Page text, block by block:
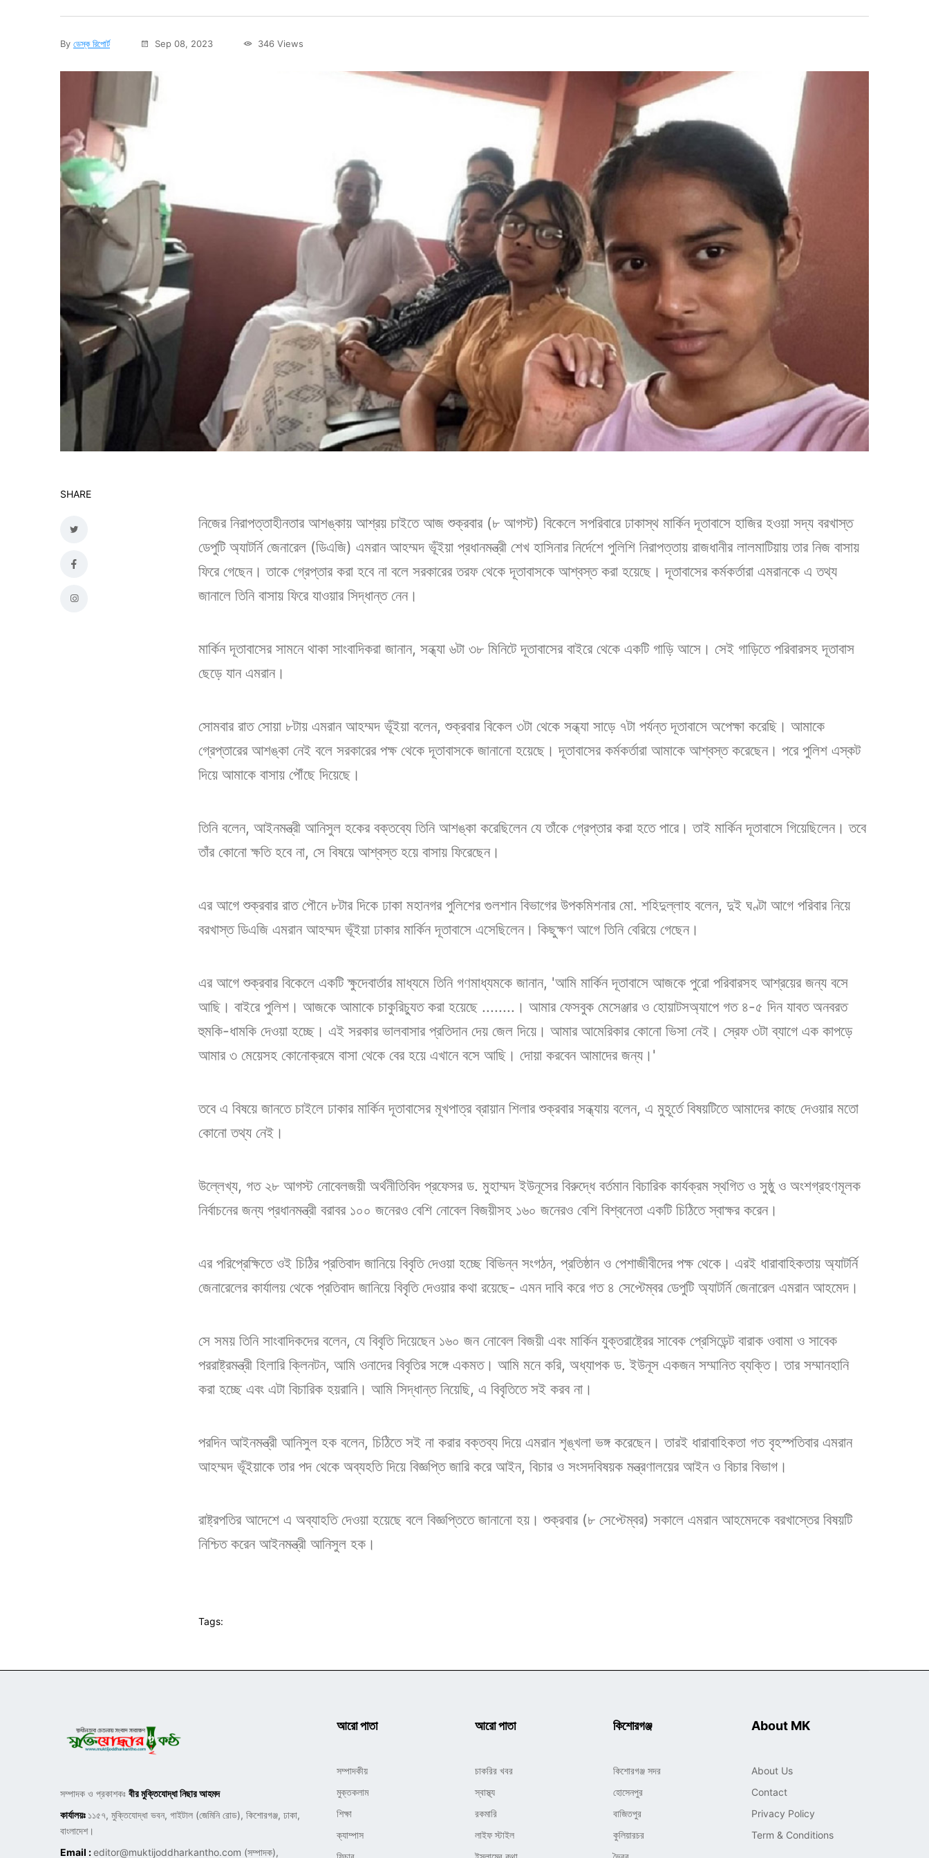
By ডেস্ক রিপোর্ট Sep 08, 2023 346 Views
SHARE
নিজের নিরাপত্তাহীনতার আশঙ্কায় আশ্রয় চাইতে আজ শুক্রবার (৮ আগস্ট) বিকেলে সপরিবারে ঢাকাস্থ মার্কিন দূতাবাসে হাজির হওয়া সদ্য বরখাস্ত
ডেপুটি অ্যাটর্নি জেনারেল (ডিএজি) এমরান আহম্মদ ভূঁইয়া প্রধানমন্ত্রী শেখ হাসিনার নির্দেশে পুলিশি নিরাপত্তায় রাজধানীর লালমাটিয়ায় তার নিজ বাসায়
ফিরে গেছেন। তাকে গ্রেপ্তার করা হবে না বলে সরকারের তরফ থেকে দূতাবাসকে আশ্বস্ত করা হয়েছে। দূতাবাসের কর্মকর্তারা এমরানকে এ তথ্য
জানালে তিনি বাসায় ফিরে যাওয়ার সিদ্ধান্ত নেন।
মার্কিন দূতাবাসের সামনে থাকা সাংবাদিকরা জানান, সন্ধ্যা ৬টা ৩৮ মিনিটে দূতাবাসের বাইরে থেকে একটি গাড়ি আসে। সেই গাড়িতে পরিবারসহ দূতাবাস
ছেড়ে যান এমরান।
সোমবার রাত সোয়া ৮টায় এমরান আহম্মদ ভূঁইয়া বলেন, শুক্রবার বিকেল ৩টা থেকে সন্ধ্যা সাড়ে ৭টা পর্যন্ত দূতাবাসে অপেক্ষা করেছি। আমাকে
গ্রেপ্তারের আশঙ্কা নেই বলে সরকারের পক্ষ থেকে দূতাবাসকে জানানো হয়েছে। দূতাবাসের কর্মকর্তারা আমাকে আশ্বস্ত করেছেন। পরে পুলিশ এস্কট
দিয়ে আমাকে বাসায় পৌঁছে দিয়েছে।
তিনি বলেন, আইনমন্ত্রী আনিসুল হকের বক্তব্যে তিনি আশঙ্কা করেছিলেন যে তাঁকে গ্রেপ্তার করা হতে পারে। তাই মার্কিন দূতাবাসে গিয়েছিলেন। তবে
তাঁর কোনো ক্ষতি হবে না, সে বিষয়ে আশ্বস্ত হয়ে বাসায় ফিরেছেন।
এর আগে শুক্রবার রাত পৌনে ৮টার দিকে ঢাকা মহানগর পুলিশের গুলশান বিভাগের উপকমিশনার মো. শহিদুল্লাহ বলেন, দুই ঘণ্টা আগে পরিবার নিয়ে
বরখাস্ত ডিএজি এমরান আহম্মদ ভূঁইয়া ঢাকার মার্কিন দূতাবাসে এসেছিলেন। কিছুক্ষণ আগে তিনি বেরিয়ে গেছেন।
এর আগে শুক্রবার বিকেলে একটি ক্ষুদেবার্তার মাধ্যমে তিনি গণমাধ্যমকে জানান, 'আমি মার্কিন দূতাবাসে আজকে পুরো পরিবারসহ আশ্রয়ের জন্য বসে
আছি। বাইরে পুলিশ। আজকে আমাকে চাকুরিচ্যুত করা হয়েছে ........। আমার ফেসবুক মেসেঞ্জার ও হোয়াটসঅ্যাপে গত ৪-৫ দিন যাবত অনবরত
হুমকি-ধামকি দেওয়া হচ্ছে। এই সরকার ভালবাসার প্রতিদান দেয় জেল দিয়ে। আমার আমেরিকার কোনো ভিসা নেই। স্রেফ ৩টা ব্যাগে এক কাপড়ে
আমার ৩ মেয়েসহ কোনোক্রমে বাসা থেকে বের হয়ে এখানে বসে আছি। দোয়া করবেন আমাদের জন্য।'
তবে এ বিষয়ে জানতে চাইলে ঢাকার মার্কিন দূতাবাসের মূখপাত্র ব্রায়ান শিলার শুক্রবার সন্ধ্যায় বলেন, এ মুহূর্তে বিষয়টিতে আমাদের কাছে দেওয়ার মতো
কোনো তথ্য নেই।
উল্লেখ্য, গত ২৮ আগস্ট নোবেলজয়ী অর্থনীতিবিদ প্রফেসর ড. মুহাম্মদ ইউনূসের বিরুদ্ধে বর্তমান বিচারিক কার্যক্রম স্থগিত ও সুষ্ঠু ও অংশগ্রহণমূলক
নির্বাচনের জন্য প্রধানমন্ত্রী বরাবর ১০০ জনেরও বেশি নোবেল বিজয়ীসহ ১৬০ জনেরও বেশি বিশ্বনেতা একটি চিঠিতে স্বাক্ষর করেন।
এর পরিপ্রেক্ষিতে ওই চিঠির প্রতিবাদ জানিয়ে বিবৃতি দেওয়া হচ্ছে বিভিন্ন সংগঠন, প্রতিষ্ঠান ও পেশাজীবীদের পক্ষ থেকে। এরই ধারাবাহিকতায় অ্যাটর্নি
জেনারেলের কার্যালয় থেকে প্রতিবাদ জানিয়ে বিবৃতি দেওয়ার কথা রয়েছে- এমন দাবি করে গত ৪ সেপ্টেম্বর ডেপুটি অ্যাটর্নি জেনারেল এমরান আহমেদ।
সে সময় তিনি সাংবাদিকদের বলেন, যে বিবৃতি দিয়েছেন ১৬০ জন নোবেল বিজয়ী এবং মার্কিন যুক্তরাষ্ট্রের সাবেক প্রেসিডেন্ট বারাক ওবামা ও সাবেক
পররাষ্ট্রমন্ত্রী হিলারি ক্লিনটন, আমি ওনাদের বিবৃতির সঙ্গে একমত। আমি মনে করি, অধ্যাপক ড. ইউনূস একজন সম্মানিত ব্যক্তি। তার সম্মানহানি
করা হচ্ছে এবং এটা বিচারিক হয়রানি। আমি সিদ্ধান্ত নিয়েছি, এ বিবৃতিতে সই করব না।
পরদিন আইনমন্ত্রী আনিসুল হক বলেন, চিঠিতে সই না করার বক্তব্য দিয়ে এমরান শৃঙ্খলা ভঙ্গ করেছেন। তারই ধারাবাহিকতা গত বৃহস্পতিবার এমরান
আহম্মদ ভূঁইয়াকে তার পদ থেকে অব্যহতি দিয়ে বিজ্ঞপ্তি জারি করে আইন, বিচার ও সংসদবিষয়ক মন্ত্রণালয়ের আইন ও বিচার বিভাগ।
রাষ্ট্রপতির আদেশে এ অব্যাহতি দেওয়া হয়েছে বলে বিজ্ঞপ্তিতে জানানো হয়। শুক্রবার (৮ সেপ্টেম্বর) সকালে এমরান আহমেদকে বরখাস্তের বিষয়টি
নিশ্চিত করেন আইনমন্ত্রী আনিসুল হক।
Tags:
সম্পাদক ও প্রকাশকঃ বীর মুক্তিযোদ্ধা নিছার আহমদ
কার্যালয়ঃ ১১৫৭, মুক্তিযোদ্ধা ভবন, গাইটাল (জেমিনি রোড), কিশোরগঞ্জ, ঢাকা,
বাংলাদেশ।
Email :editor@muktijoddharkantho.com (সম্পাদক),
আরো পাতা
সম্পাদকীয়
মুক্তকলাম
শিক্ষা
ক্যাম্পাস
আরো পাতা
চাকরির খবর
স্বাস্থ্য
রকমারি
লাইফ স্টাইল
কিশোরগঞ্জ
কিশোরগঞ্জ সদর
হোসেনপুর
বাজিতপুর
কুলিয়ারচর
About MK
About Us
Contact
Privacy Policy
Term & Conditions